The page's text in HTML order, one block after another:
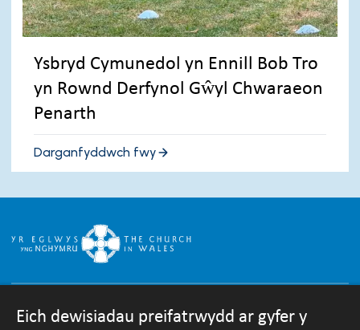
Ysbryd Cymunedol yn Ennill Bob Tro
yn Rownd Derfynol Gŵyl Chwaraeon
Penarth
Darganfyddwch fwy
Eich dewisiadau preifatrwydd ar gyfer y